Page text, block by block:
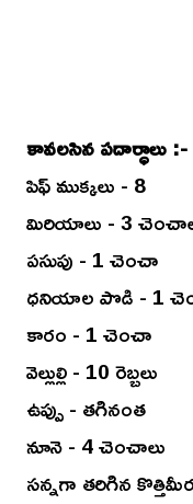
కావలసిన పదార్ధాలు :-
పిఫ్ ముక్కలు - 8
మిరియాలు - 3
పసుపు - 1 చెంచా
ధనియాల పొడి - 1
కారం - 1 చెంచా
వెల్లుల్లి - 10 రెబ్బలు
ఉప్పు - తగినంత
నూనె - 4 చెంచాలు
సన్నగా తరిగిన కొత్తిమీర